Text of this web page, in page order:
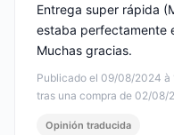
Publicado el 09/08/2024 à
tras una compra de 02/08/
Entrega super rápida
estaba perfectamente
Muchas gracias.
Opinión traducida